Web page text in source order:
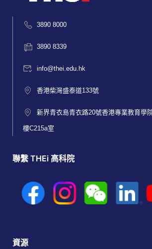
3890 8000
3890 8339
info@thei.edu.hk
香港柴灣盛泰道133號
新界青衣島青衣路20號香港專業教育學
樓C215a室
聯繫 THEi 高科院
資源